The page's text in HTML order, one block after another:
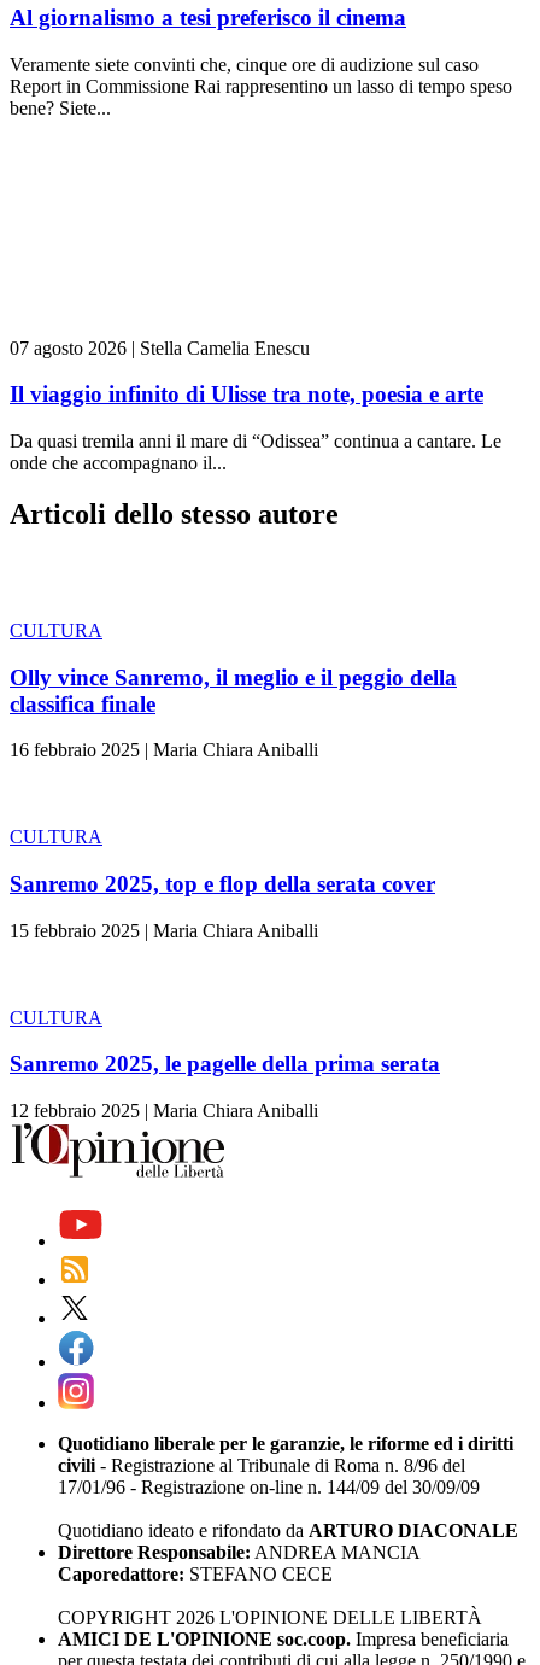
Al giornalismo a tesi preferisco il cinema
Veramente siete convinti che, cinque ore di audizione sul caso
Report in Commissione Rai rappresentino un lasso di tempo speso
bene? Siete...
07 agosto 2026 | Stella Camelia Enescu
Il viaggio infinito di Ulisse tra note, poesia e arte
Da quasi tremila anni il mare di “Odissea” continua a cantare. Le
onde che accompagnano il...
Articoli dello stesso autore
CULTURA
Olly vince Sanremo, il meglio e il peggio della
classifica finale
16 febbraio 2025 | Maria Chiara Aniballi
CULTURA
Sanremo 2025, top e flop della serata cover
15 febbraio 2025 | Maria Chiara Aniballi
CULTURA
Sanremo 2025, le pagelle della prima serata
12 febbraio 2025 | Maria Chiara Aniballi
Quotidiano liberale per le garanzie, le riforme ed i diritti
civili - Registrazione al Tribunale di Roma n. 8/96 del
17/01/96 - Registrazione on-line n. 144/09 del 30/09/09
Quotidiano ideato e rifondato da ARTURO DIACONALE
Direttore Responsabile: ANDREA MANCIA
Caporedattore: STEFANO CECE
COPYRIGHT 2026 L'OPINIONE DELLE LIBERTÀ
AMICI DE L'OPINIONE soc.coop. Impresa beneficiaria